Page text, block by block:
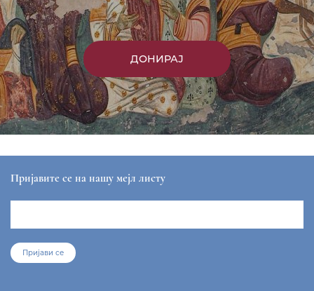
ДОНИРАЈ
Пријавите се на нашу мејл листу
Пријави се